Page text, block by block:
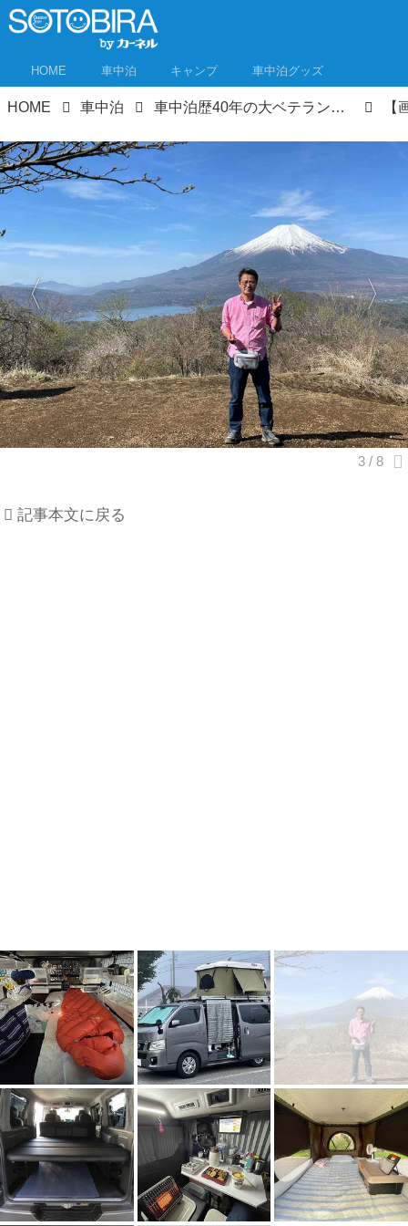
HOME 車中泊 キャンプ 車中泊グッズ
HOME 車中泊 車中泊歴40年の大ベテランが実践する快眠のコツ。DIYで仕上げた“くつろぎタイム”が整う車内環境
記事本文に戻る